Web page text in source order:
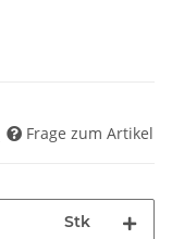
Frage zum Artikel
Stk